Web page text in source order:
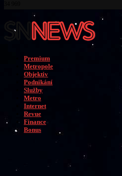
Premium
Metropole
Objektiv
Podnikání
Služby
Metro
Internet
Revue
Finance
Bonus